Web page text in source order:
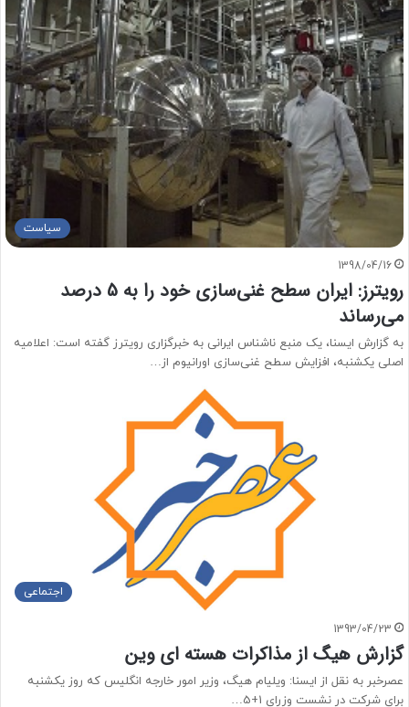
سیاست
1398/04/16
رویترز: ایران سطح غنی‌سازی خود را به 5 درصد
می‌رساند
به گزارش ایسنا، یک منبع ناشناس ایرانی به خبرگزاری رویترز گفته است: اعلامیه
اصلی یکشنبه، افزایش سطح غنی‌سازی اورانیوم از…
اجتماعی
1393/04/23
گزارش هیگ از مذاکرات هسته ای وین
عصرخبر به نقل از ایسنا: ویلیام هیگ، وزیر امور خارجه انگلیس که روز یکشنبه
برای شرکت در نشست وزرای 1+5…